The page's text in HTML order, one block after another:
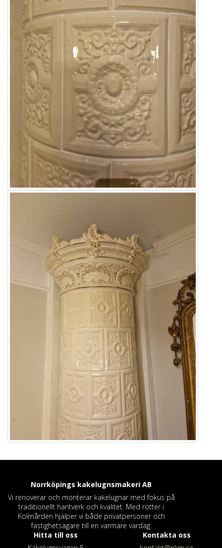
Norrköpings kakelugnsmakeri AB
Vi renoverar och monterar kakelugnar med fokus på
traditionellt hantverk och kvalitet. Med rötter i
Kolmården hjälper vi både privatpersoner och
fastighetsägare till en varmare vardag.
Hitta till oss
Kontakta oss